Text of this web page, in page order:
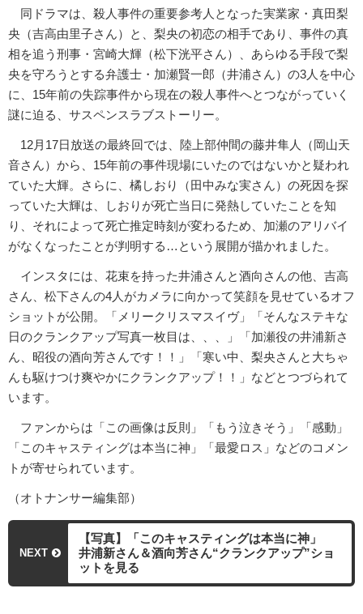
同ドラマは、殺人事件の重要参考人となった実業家・真田梨
央（吉高由里子さん）と、梨央の初恋の相手であり、事件の真
相を追う刑事・宮崎大輝（松下洸平さん）、あらゆる手段で梨
央を守ろうとする弁護士・加瀬賢一郎（井浦さん）の3人を中心
に、15年前の失踪事件から現在の殺人事件へとつながっていく
謎に迫る、サスペンスラブストーリー。
12月17日放送の最終回では、陸上部仲間の藤井隼人（岡山天
音さん）から、15年前の事件現場にいたのではないかと疑われ
ていた大輝。さらに、橘しおり（田中みな実さん）の死因を探
っていた大輝は、しおりが死亡当日に発熱していたことを知
り、それによって死亡推定時刻が変わるため、加瀬のアリバイ
がなくなったことが判明する…という展開が描かれました。
インスタには、花束を持った井浦さんと酒向さんの他、吉高
さん、松下さんの4人がカメラに向かって笑顔を見せているオフ
ショットが公開。「メリークリスマスイヴ」「そんなステキな
日のクランクアップ写真一枚目は、、、」「加瀬役の井浦新さ
ん、昭役の酒向芳さんです！！」「寒い中、梨央さんと大ちゃ
んも駆けつけ爽やかにクランクアップ！！」などとつづられて
います。
ファンからは「この画像は反則」「もう泣きそう」「感動」
「このキャスティングは本当に神」「最愛ロス」などのコメン
トが寄せられています。
（オトナンサー編集部）
NEXT
【写真】「このキャスティングは本当に神」
井浦新さん＆酒向芳さん“クランクアップ”ショ
ットを見る